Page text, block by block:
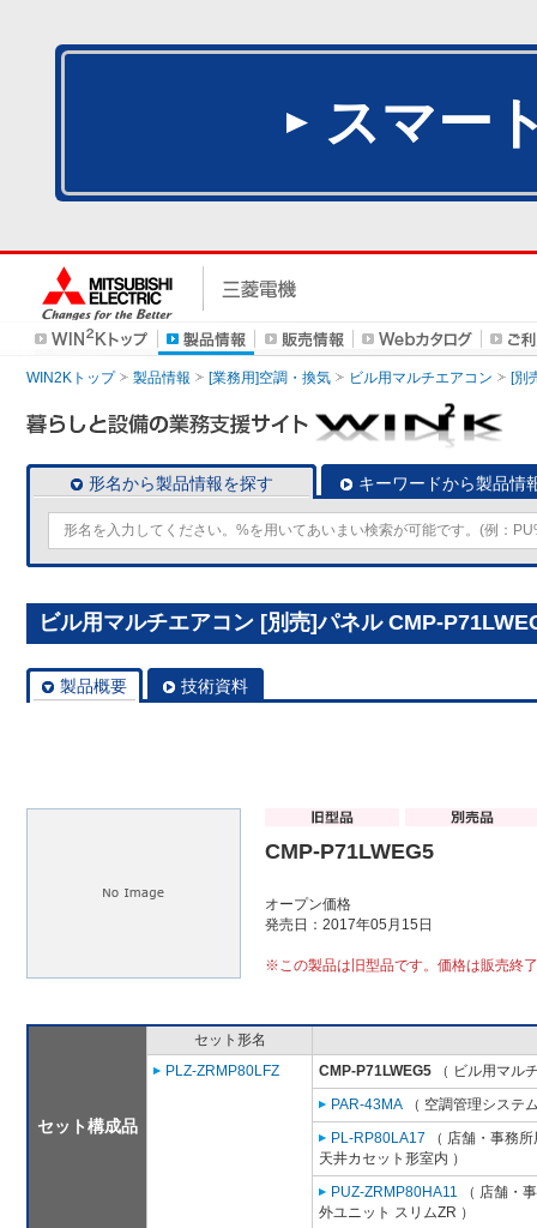
スマー
WIN2Kトップ 製品情報 [業務用]空調・換気 ビル用マルチエアコン [別
形名から製品情報を探す キーワードから製品情
ビル用マルチエアコン [別売]パネル CMP-
製品概要 技術資料
CMP-P71LWEG5
オープン価格
発売日：2017年05月15日
※この製品は旧型品です。価格は販売終
セット構成品
セット形名
PLZ-ZRMP80LFZ
CMP-P71LWEG5 （ ビル用マル
PAR-43MA （ 空調管理システ
PL-RP80LA17 （ 店舗・事務
天井カセット形室内 ）
PUZ-ZRMP80HA11 （ 店舗・
外ユニット スリムZR ）